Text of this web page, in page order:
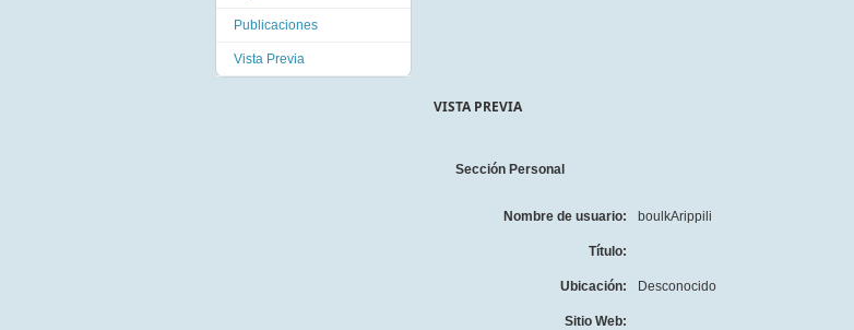
Publicaciones
Vista Previa
VISTA PREVIA
Sección Personal
Nombre de usuario: boulkArippili
Título:
Ubicación: Desconocido
Sitio Web: